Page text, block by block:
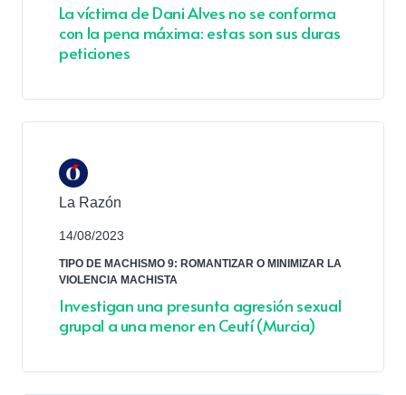
La víctima de Dani Alves no se conforma
con la pena máxima: estas son sus duras
peticiones
La Razón
14/08/2023
TIPO DE MACHISMO 9: ROMANTIZAR O MINIMIZAR LA
VIOLENCIA MACHISTA
Investigan una presunta agresión sexual
grupal a una menor en Ceutí (Murcia)